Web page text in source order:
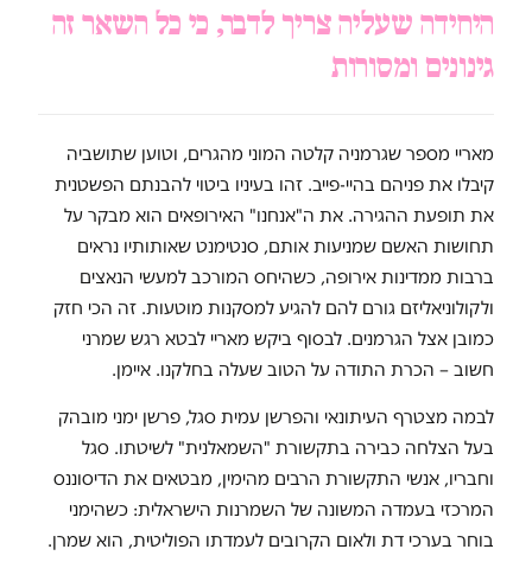
היחידה שעליה צריך לדבר, כי כל השאר זה
גינונים ומסורות
מאריי מספר שגרמניה קלטה המוני מהגרים, וטוען שתושביה
קיבלו את פניהם בהיי-פייב. זהו בעיניו ביטוי להבנתם הפשטנית
את תופעת ההגירה. את ה"אנחנו" האירופאים הוא מבקר על
תחושות האשם שמניעות אותם, סנטימנט שאותותיו נראים
ברבות ממדינות אירופה, כשהיחס המורכב למעשי הנאצים
ולקולוניאליזם גורם להם להגיע למסקנות מוטעות. זה הכי חזק
כמובן אצל הגרמנים. לבסוף ביקש מאריי לבטא רגש שמרני
חשוב – הכרת התודה על הטוב שעלה בחלקנו. איימן.
לבמה מצטרף העיתונאי והפרשן עמית סגל, פרשן ימני מובהק
בעל הצלחה כבירה בתקשורת "השמאלנית" לשיטתו. סגל
וחבריו, אנשי התקשורת הרבים מהימין, מבטאים את הדיסוננס
המרכזי בעמדה המשונה של השמרנות הישראלית: כשהימני
בוחר בערכי דת ולאום הקרובים לעמדתו הפוליטית, הוא שמרן.